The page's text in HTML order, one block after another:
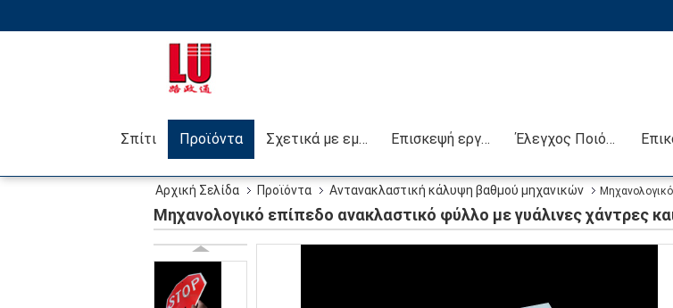
Σπίτι Προϊόντα Σχετικά με εμάς Επισκεψή εργοστασίου Έλεγχος Ποιότητας
Αρχική Σελίδα Προϊόντα Αντανακλαστική κάλυψη βαθμού μηχανικών
Μηχανολογικό επίπεδο ανακλαστικό φύλλο με γυάλινες χάντρες